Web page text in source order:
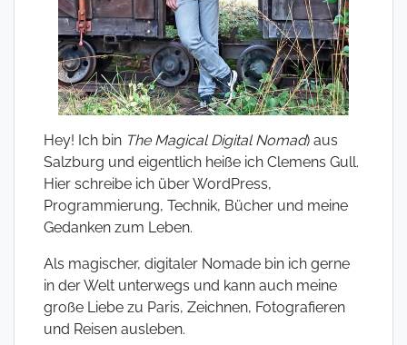
Hey! Ich bin The Magical Digital Nomad) aus
Salzburg und eigentlich heiße ich Clemens Gull.
Hier schreibe ich über WordPress,
Programmierung, Technik, Bücher und meine
Gedanken zum Leben.
Als magischer, digitaler Nomade bin ich gerne
in der Welt unterwegs und kann auch meine
große Liebe zu Paris, Zeichnen, Fotografieren
und Reisen ausleben.